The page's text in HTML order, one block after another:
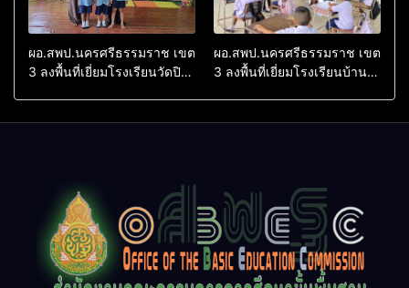
ผอ.สพป.นครศรีธรรมราช เขต
3 ลงพื้นที่เยี่ยมโรงเรียนวัดปิยา
ผอ.สพป.นครศรีธรรมราช เขต
3 ลงพื้นที่เยี่ยมโรงเรียนบ้าน